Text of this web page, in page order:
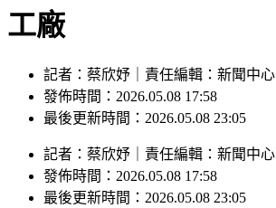
工廠
記者：蔡欣妤｜責任編輯：新聞中心
發佈時間：2026.05.08 17:58
最後更新時間：2026.05.08 23:05
記者 ： 蔡欣妤 責任編輯 ： 新聞中心
發佈時間： 2026.05.08 17:58
最後更新時間： 2026.05.08 23:05